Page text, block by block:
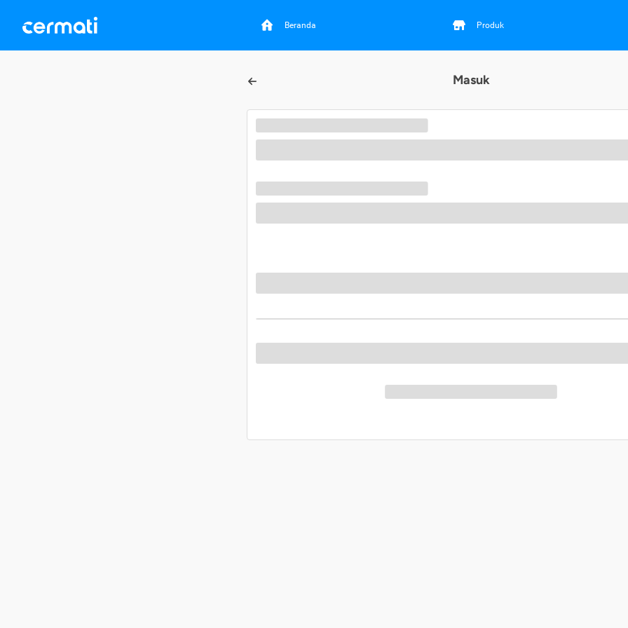
Beranda Produk
Masuk